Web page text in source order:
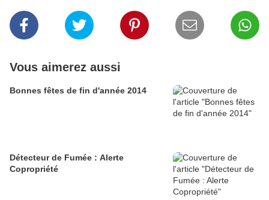
Vous aimerez aussi
Bonnes fêtes de fin d'année 2014
Détecteur de Fumée : Alerte
Copropriété